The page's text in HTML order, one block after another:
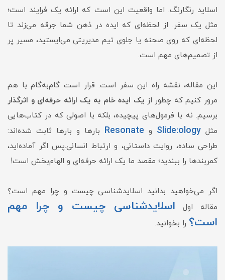
اسلاید رنگارنگ. اما واقعیت این است که ارائه یک فرایند است؛
مثل یک سفر. از لحظه‌ای که ایده در ذهن شما جرقه می‌زند تا
لحظه‌ای که روی صحنه یا جلوی تیم مدیریتی می‌ایستید، مسیر پر
از تصمیم‌های مهم است.
این مقاله، نقشه راه این سفر است. قرار است گام‌به‌گام با هم
مرور کنیم که چطور ازیک ایده خام به یک ارائه حرفه‌ای و اثرگذار
برسیم. نه با فرمول‌های پیچیده، بلکه با اصولی که در کتاب‌هایی
مثل Slide:ology و Resonate بارها و بارها ثابت شده‌اند:
طراحی ساده، روایت داستانی، و ارتباط انسانی.پس اگر آماده‌اید،
کمربندها را ببندید؛ مقصد ما یک ارائه حرفه‌ای و الهام‌بخش است!
اگر می‌خواهید بدانید اسلایدشناسی چیست و چرا مهم است؟
مقاله اول اسلایدشناسی چیست و چرا مهم
است؟ را بخوانید.